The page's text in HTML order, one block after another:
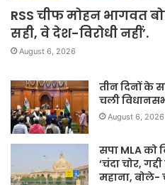
RSS चीफ मोहन भागवत
सही, वे देश-विरोधी नहीं’.
August 6, 2026
तीन दिनों के
चली
August 6, 2026
सपा MLA को
‘चंदा चोर,
महाना, बोले-